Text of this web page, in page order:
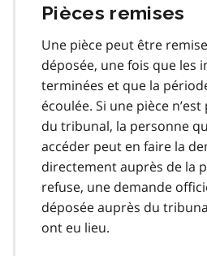
Pièces remises
Une pièce peut être
déposée, une fois que les
terminées et que la
écoulée. Si une pièce
du tribunal, la personne
accéder peut en faire la
directement auprès de la
refuse, une demande
déposée auprès du
ont eu lieu.